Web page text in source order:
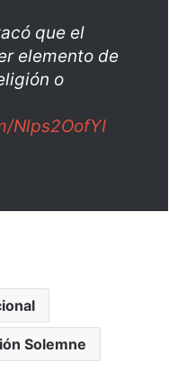
que el
elemento de
o
Nlps2OofYI
Solemne